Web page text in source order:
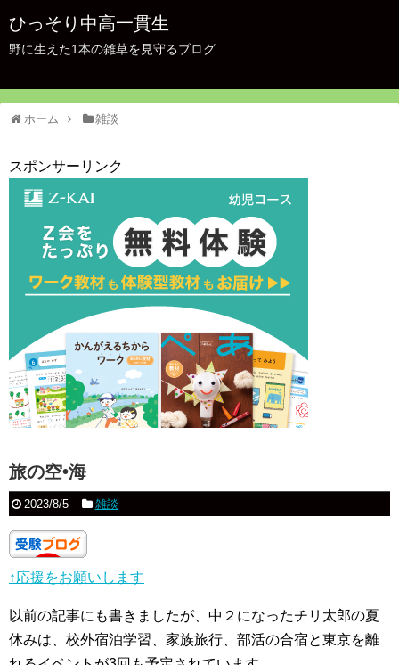
ひっそり中高一貫生
野に生えた1本の雑草を見守るブログ
ホーム 雑談
スポンサーリンク
旅の空•海
2023/8/5 雑談
↑応援をお願いします
以前の記事にも書きましたが、中２になったチリ太郎の夏
休みは、校外宿泊学習、家族旅行、部活の合宿と東京を離